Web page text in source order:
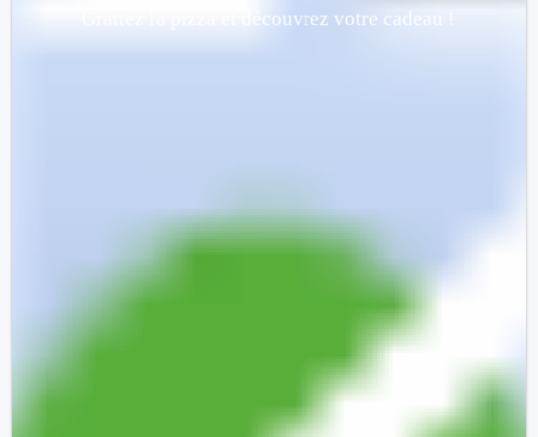
Grattez la pizza et découvrez votre cadeau !
Perdu